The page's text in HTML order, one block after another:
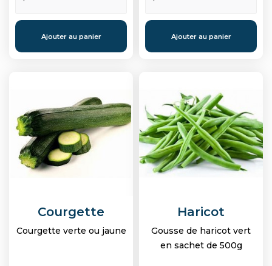
Ajouter au panier Ajouter au panier
Courgette
Courgette verte ou jaune
Haricot
Gousse de haricot vert
en sachet de 500g